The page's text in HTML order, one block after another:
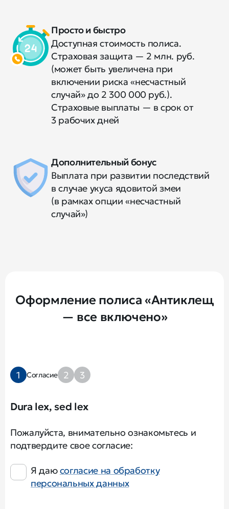
Просто и быстро
Доступная стоимость полиса.
Страховая защита — 2 млн. руб.
(может быть увеличена при
включении риска «несчастный
случай» до 2 300 000 руб.).
Страховые выплаты — в срок от
3 рабочих дней
Дополнительный бонус
Выплата при развитии последствий
в случае укуса ядовитой змеи
(в рамках опции «несчастный
случай»)
Оформление полиса «Антиклещ
— все включено»
1 Согласие 2 3
Dura lex, sed lex
Пожалуйста, внимательно ознакомьтесь и
подтвердите свое согласие:
Я даюсогласие на обработку
персональных данных